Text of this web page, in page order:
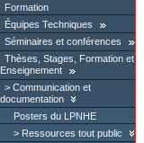
Formation
Équipes Techniques
Séminaires et conférences
Thèses, Stages, Formation et
Enseignement
Communication et
documentation
Posters du LPNHE
Ressources tout public